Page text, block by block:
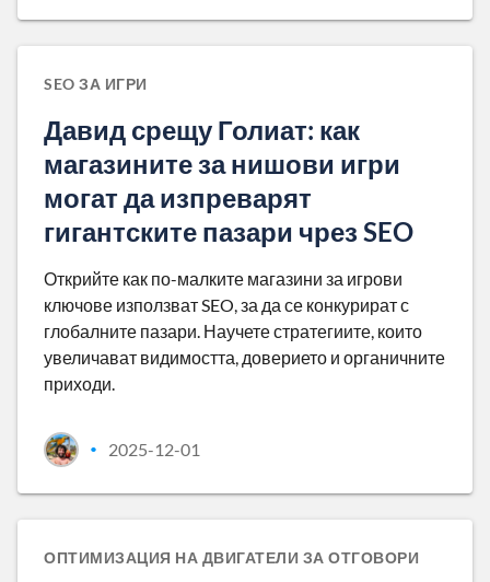
SEO ЗА ИГРИ
Давид срещу Голиат: как
магазините за нишови игри
могат да изпреварят
гигантските пазари чрез SEO
Открийте как по-малките магазини за игрови
ключове използват SEO, за да се конкурират с
глобалните пазари. Научете стратегиите, които
увеличават видимостта, доверието и органичните
приходи.
• 2025-12-01
ОПТИМИЗАЦИЯ НА ДВИГАТЕЛИ ЗА ОТГОВОРИ